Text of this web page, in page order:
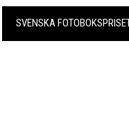
SVENSKA